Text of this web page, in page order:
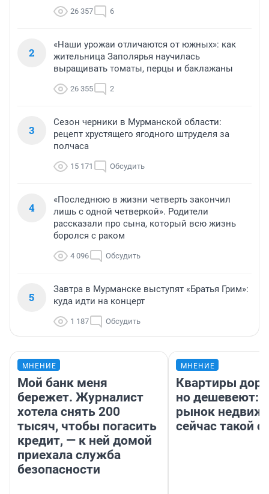
26 357 6
2
«Наши урожаи отличаются от южных»: как
жительница Заполярья научилась
выращивать томаты, перцы и баклажаны
26 355 2
3
Сезон черники в Мурманской области:
рецепт хрустящего ягодного штруделя за
полчаса
15 171 Обсудить
4
«Последнюю в жизни четверть закончил
лишь с одной четверкой». Родители
рассказали про сына, который всю жизнь
боролся с раком
4 096 Обсудить
5
Завтра в Мурманске выступят «Братья Грим»:
куда идти на концерт
1 187 Обсудить
МНЕНИЕ
Мой банк меня
бережет. Журналист
хотела снять 200
тысяч, чтобы погасить
кредит, — к ней домой
приехала служба
безопасности
МНЕНИЕ
Квартиры
но дешевеют:
рынок
сейчас такой